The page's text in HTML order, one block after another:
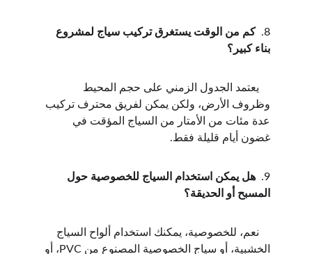
8.
كم من الوقت يستغرق تركيب سياج لمشروع
بناء كبير؟
    يعتمد الجدول الزمني على حجم المحيط
وظروف الأرض، ولكن يمكن لفريق محترف تركيب
عدة مئات من الأمتار من السياج المؤقت في
غضون أيام قليلة فقط.
9.
هل يمكن استخدام السياج للخصوصية حول
المسبح أو الحديقة؟
    نعم، للخصوصية، يمكنك استخدام ألواح السياج
الخشبية، أو سياج الخصوصية المصنوع من PVC، أو